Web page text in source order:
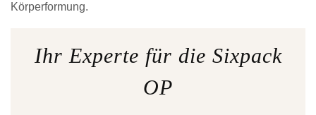
Körperformung.
Ihr Experte für die Sixpack
OP